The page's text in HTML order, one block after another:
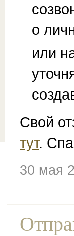
о
или
Свой
тут.
30 мая